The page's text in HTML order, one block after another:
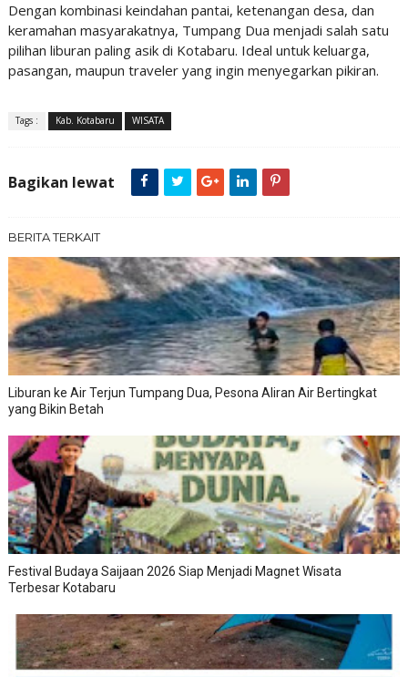
Dengan kombinasi keindahan pantai, ketenangan desa, dan
keramahan masyarakatnya, Tumpang Dua menjadi salah satu
pilihan liburan paling asik di Kotabaru. Ideal untuk keluarga,
pasangan, maupun traveler yang ingin menyegarkan pikiran.
Tags : Kab. Kotabaru WISATA
Bagikan lewat
BERITA TERKAIT
Liburan ke Air Terjun Tumpang Dua, Pesona Aliran Air Bertingkat
yang Bikin Betah
Festival Budaya Saijaan 2026 Siap Menjadi Magnet Wisata
Terbesar Kotabaru